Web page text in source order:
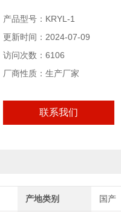
产品型号：KRYL-1
更新时间：2024-07-09
访问次数：6106
厂商性质：生产厂家
联系我们
产地类别 国产